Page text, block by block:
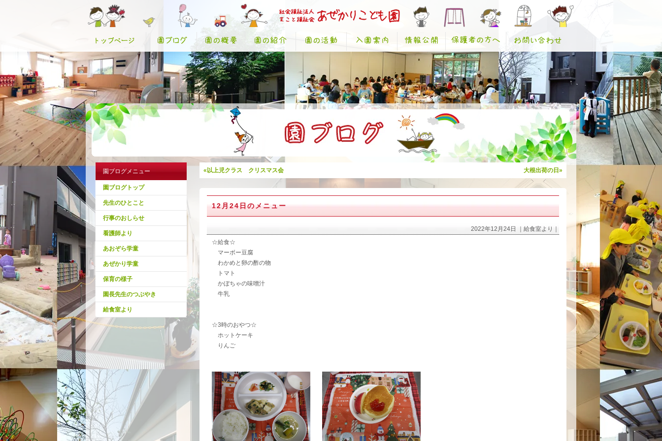
園ブログメニュー
園ブログトップ
先生のひとこと
行事のおしらせ
看護師より
あおぞら学童
あぜかり学童
保育の様子
園長先生のつぶやき
給食室より
«以上児クラス クリスマス会 大根出荷の日»
12月24日のメニュー
2022年12月24日 ｜給食室より｜
☆給食☆
マーボー豆腐
わかめと卵の酢の物
トマト
かぼちゃの味噌汁
牛乳
☆3時のおやつ☆
ホットケーキ
りんご